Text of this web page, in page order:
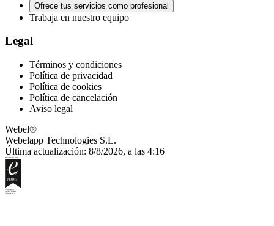
Ofrece tus servicios como profesional
Trabaja en nuestro equipo
Legal
Términos y condiciones
Política de privacidad
Política de cookies
Política de cancelación
Aviso legal
Webel®
Webelapp Technologies S.L.
Última actualización: 8/8/2026, a las 4:16